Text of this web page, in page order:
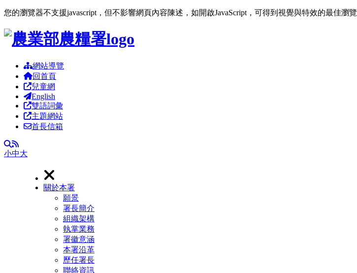
您的瀏覽器不支援javascript，但不影響網頁內容陳述，如開啟JavaScript，可得到視覺與特效的最佳瀏覽
跳到主要內容區塊
網站導覽
回首頁
兒童網
English
雙語詞彙
主題網站
首長信箱
全文檢索
RSS
小中大
關於本署
願景
署長簡介
組織架構
執掌業務
署徽意涵
本署沿革
歷任署長
聯絡資訊